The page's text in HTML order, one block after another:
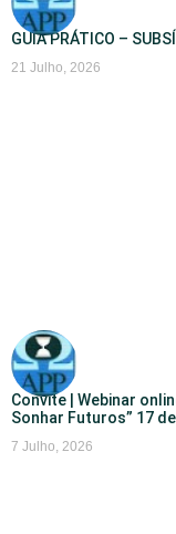
GUIA PRÁTICO –
21 Julho, 2026
Convite | Webinar
Sonhar Futuros” 17
7 Julho, 2026